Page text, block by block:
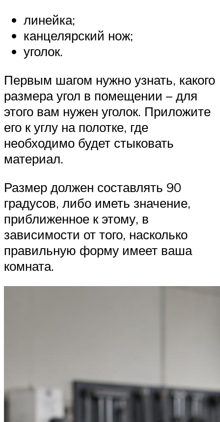
линейка;
канцелярский нож;
уголок.
Первым шагом нужно узнать, какого
размера угол в помещении – для
этого вам нужен уголок. Приложите
его к углу на полотке, где
необходимо будет стыковать
материал.
Размер должен составлять 90
градусов, либо иметь значение,
приближенное к этому, в
зависимости от того, насколько
правильную форму имеет ваша
комната.